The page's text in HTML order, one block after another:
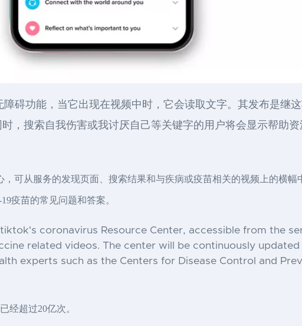
碍功能，当它出现在视频中时，它会读取文字。其发布是继
，搜索自我伤害或我讨厌自己等关键字的用户将会显示帮助
可从服务的发现页面、搜索结果和与疾病或疫苗相关的视频上的横幅
疫苗的常见问题和答案。
coronavirus Resource Center, accessible from the
related videos. The center will be continuously
experts such as the Centers for Disease Control and
经超过20亿次。